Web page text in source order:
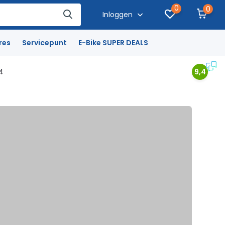
Inloggen
0 0
Servicepunt E-Bike SUPER DEALS
9,4